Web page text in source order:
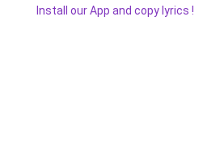
Install our App and copy lyrics !